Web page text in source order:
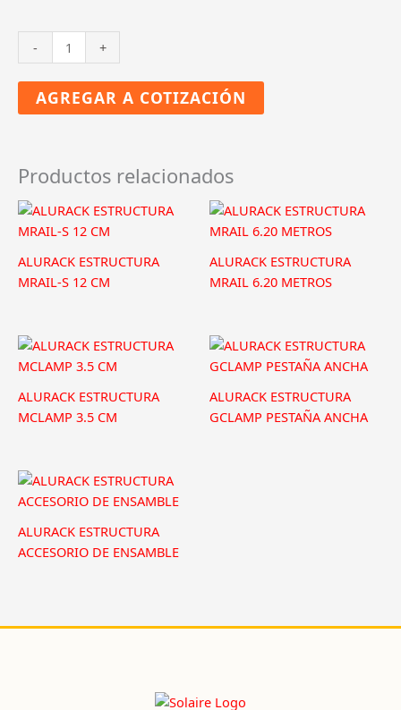
-
ALURACK
ESTRUCTURA
TEJA
cantidad
+
AGREGAR A COTIZACIÓN
Productos relacionados
ALURACK ESTRUCTURA
MRAIL-S 12 CM
ALURACK ESTRUCTURA
MRAIL 6.20 METROS
ALURACK ESTRUCTURA
MCLAMP 3.5 CM
ALURACK ESTRUCTURA
GCLAMP PESTAÑA ANCHA
ALURACK ESTRUCTURA
ACCESORIO DE ENSAMBLE